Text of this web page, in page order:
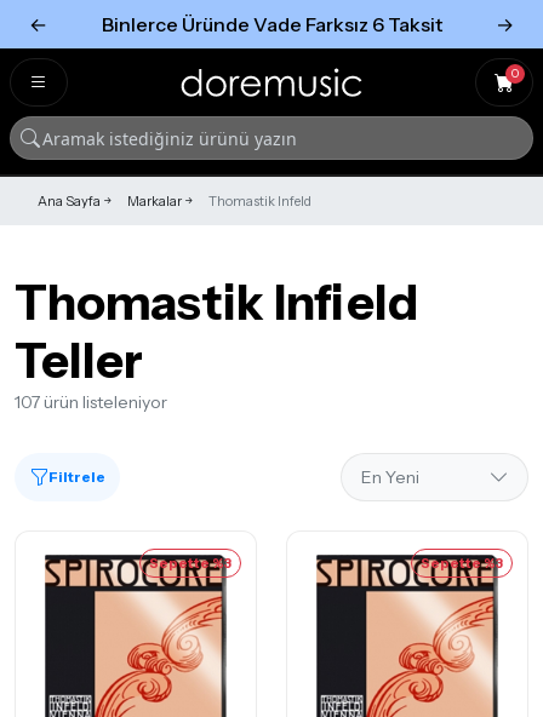
← Binlerce Üründe Vade Farksız 6 Taksit →
0
Ana Sayfa Markalar Thomastik Infeld
Thomastik Infield
Teller
107 ürün listeleniyor
Filtrele
Sepette %3 Sepette %3
Tümünü Gör
Tümünü gör